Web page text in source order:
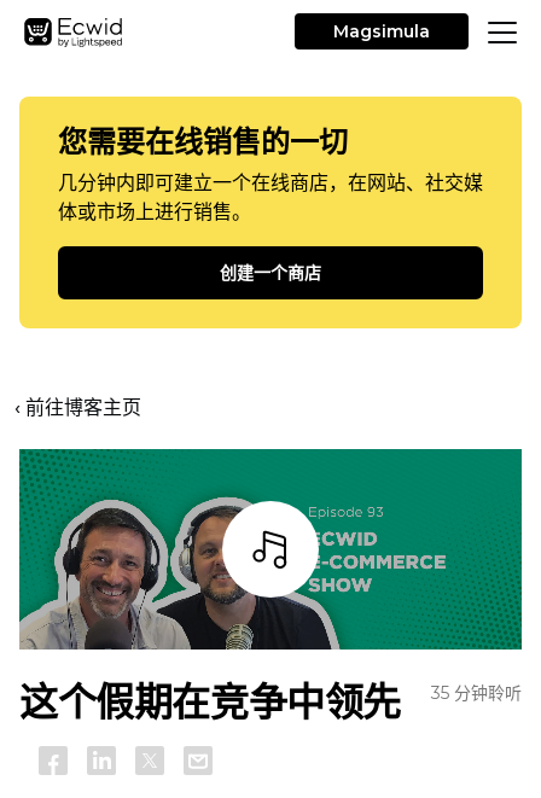
Magsimula
您需要在线销售的一切
几分钟内即可建立一个在线商店，在网站、社交媒
体或市场上进行销售。
创建一个商店
‹ 前往博客主页
试听
这个假期在竞争中领先 35 分钟聆听